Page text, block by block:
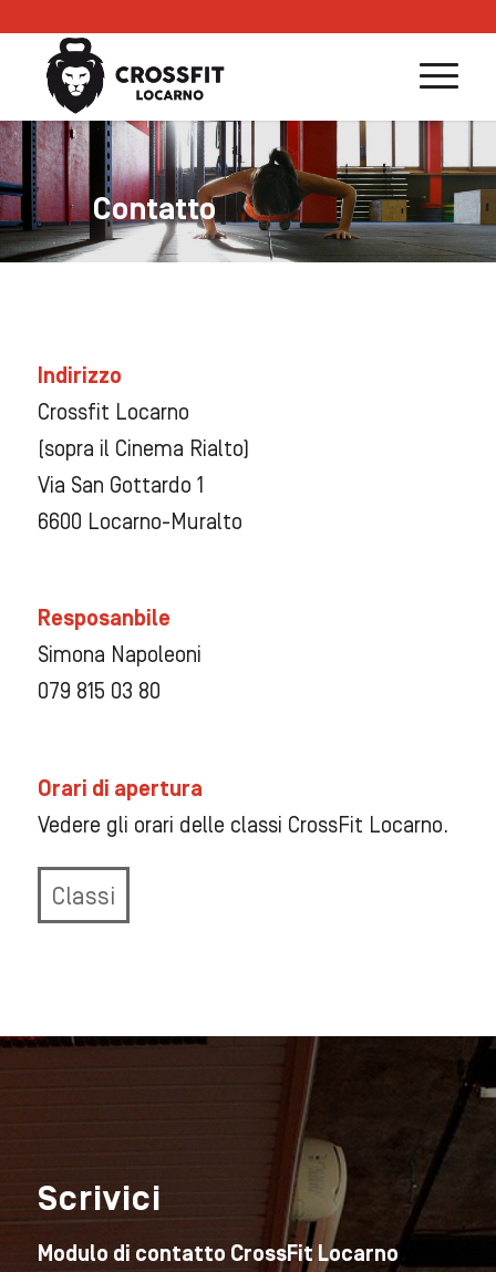
Contatto
Indirizzo
Crossfit Locarno
(sopra il Cinema Rialto)
Via San Gottardo 1
6600 Locarno-Muralto
Resposanbile
Simona Napoleoni
079 815 03 80
Orari di apertura
Vedere gli orari delle classi CrossFit Locarno.
Classi
Scrivici
Modulo di contatto CrossFit Locarno